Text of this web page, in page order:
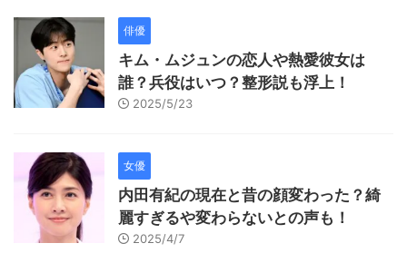
俳優
キム・ムジュンの恋人や熱愛彼女は
誰？兵役はいつ？整形説も浮上！
2025/5/23
女優
内田有紀の現在と昔の顔変わった？綺
麗すぎるや変わらないとの声も！
2025/4/7